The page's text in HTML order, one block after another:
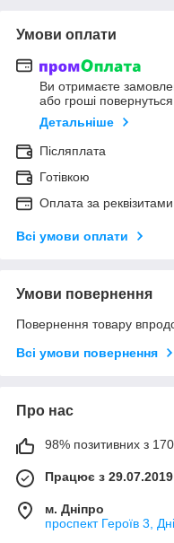
Умови оплати
Ви отримаєте
або гроші
Детальніше
Післяплата
Готівкою
Оплата за реквізитами
Всі умови оплати
Умови повернення
Повернення товару
Всі умови повернення
Про нас
98% позитивних з 170
Працює з 29.07.2019
м. Дніпро
проспект Героїв 3,